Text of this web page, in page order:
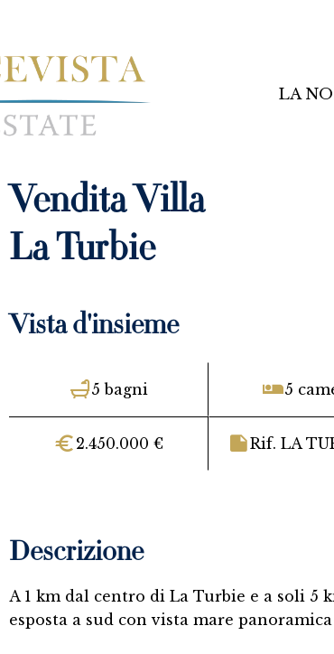
LA
Vendita Villa
La Turbie
Vista d'insieme
5 bagni 5
2.450.000 € Rif. LA
Descrizione
A 1 km dal centro di La Turbie e a soli 5
esposta a sud con vista mare